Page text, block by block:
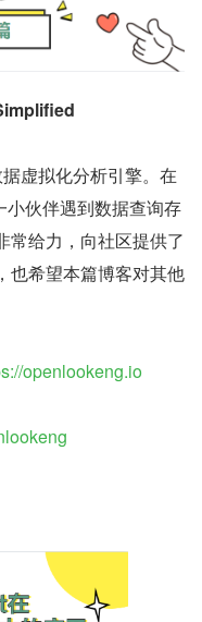
虚拟化分析引擎。在
伙伴遇到数据查询存
常给力，向社区提供了
也希望本篇博客对其他
openlookeng.io